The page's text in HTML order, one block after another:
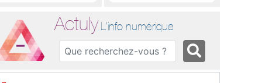
Actuly L'info numérique